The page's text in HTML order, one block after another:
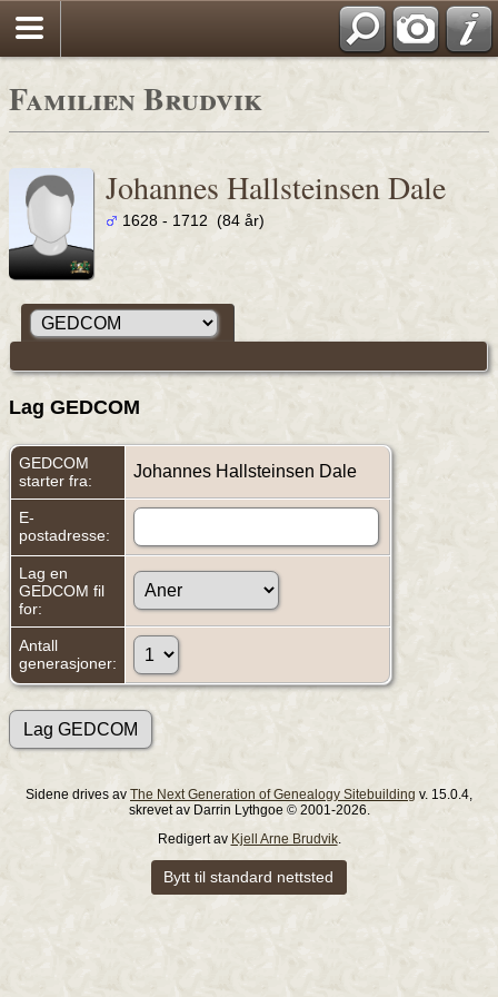
Familien Brudvik
Johannes Hallsteinsen Dale
1628 - 1712 (84 år)
Lag GEDCOM
GEDCOM
starter fra:
Johannes Hallsteinsen Dale
E-
postadresse:
Lag en
GEDCOM fil
for:
Antall
generasjoner:
Sidene drives av The Next Generation of Genealogy Sitebuilding v. 15.0.4,
skrevet av Darrin Lythgoe © 2001-2026.
Redigert av Kjell Arne Brudvik.
Bytt til standard nettsted